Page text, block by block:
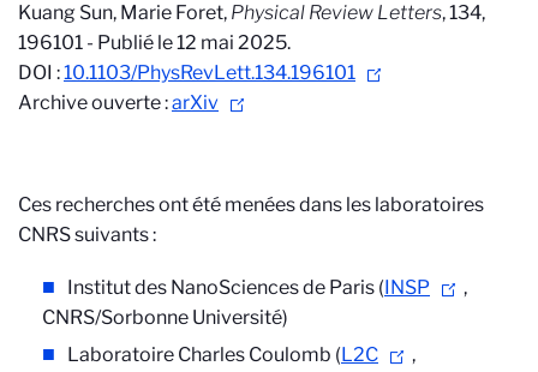
Kuang Sun, Marie Foret, Physical Review Letters, 134,
196101 - Publié le 12 mai 2025.
DOI :10.1103/PhysRevLett.134.196101
Archive ouverte :arXiv
Ces recherches ont été menées dans les laboratoires
CNRS suivants :
Institut des NanoSciences de Paris (INSP
,
CNRS/Sorbonne Université)
Laboratoire Charles Coulomb (L2C
,